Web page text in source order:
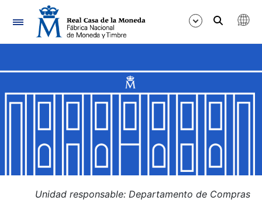
Navegación
Mostrar/Ocultar
Mostrar/Ocultar
Mostrar/Ocultar
Unidad responsable: Departamento de Compras